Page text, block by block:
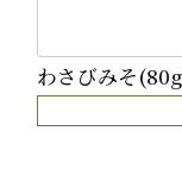
わさびみそ